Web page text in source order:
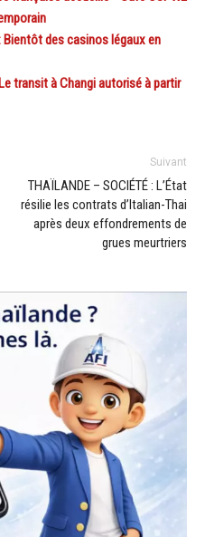
: Bientôt des casinos légaux en
transit à Changi autorisé à partir
Suivant
THAÏLANDE – SOCIÉTÉ : L’État
résilie les contrats d’Italian-Thai
après deux effondrements de
grues meurtriers